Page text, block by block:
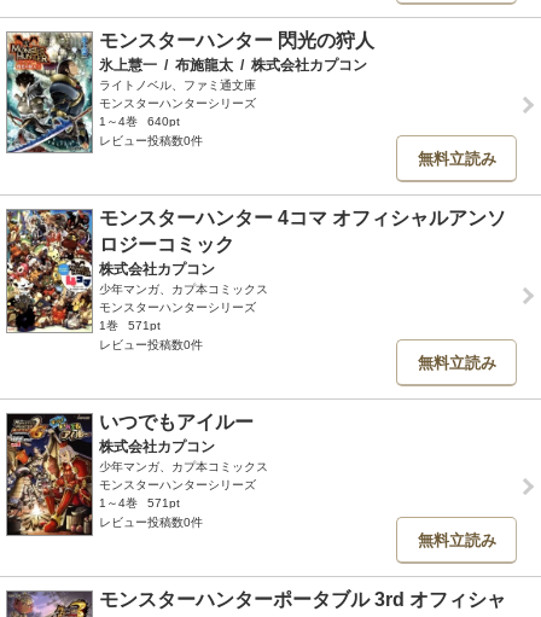
モンスターハンター 閃光の狩人
氷上慧一 / 布施龍太 / 株式会社カプコン
ライトノベル、ファミ通文庫
モンスターハンターシリーズ
1～4巻
640pt
レビュー投稿数0件
無料立読み
モンスターハンター 4コマ オフィシャルアンソ
ロジーコミック
株式会社カプコン
少年マンガ、カプ本コミックス
モンスターハンターシリーズ
1巻
571pt
レビュー投稿数0件
無料立読み
いつでもアイルー
株式会社カプコン
少年マンガ、カプ本コミックス
モンスターハンターシリーズ
1～4巻
571pt
レビュー投稿数0件
無料立読み
モンスターハンターポータブル 3rd オフィシャ